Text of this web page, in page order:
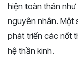
hiện toàn thân
nguyên nhân. Một
phát triển các nốt
hệ thần kinh.